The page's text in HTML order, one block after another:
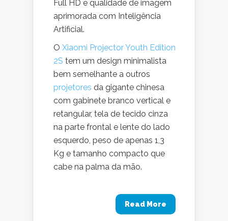
Full HD e qualidade de imagem
aprimorada com Inteligência
Artificial.
O Xiaomi Projector Youth Edition
2S tem um design minimalista
bem semelhante a outros
projetores da gigante chinesa
com gabinete branco vertical e
retangular, tela de tecido cinza
na parte frontal e lente do lado
esquerdo, peso de apenas 1,3
Kg e tamanho compacto que
cabe na palma da mão.
Read More